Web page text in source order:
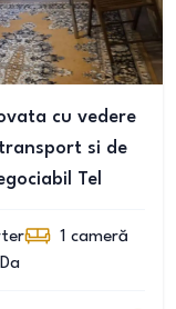
cu vedere
si de
Tel
1 cameră
Da